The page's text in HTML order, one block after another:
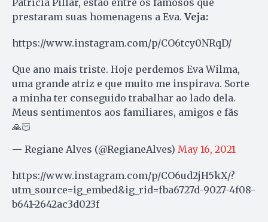
prestaram suas homenagens a Eva. Veja:
https://www.instagram.com/p/CO6tcy0NRqD/
Que ano mais triste. Hoje perdemos Eva Wilma,
uma grande atriz e que muito me inspirava. Sorte
a minha ter conseguido trabalhar ao lado dela.
Meus sentimentos aos familiares, amigos e fãs
🙏🏻
— Regiane Alves (@RegianeAlves) May 16, 2021
https://www.instagram.com/p/CO6ud2jH5kX/?
utm_source=ig_embed&ig_rid=fba6727d-9027-4f08-
b641-2642ac3d023f